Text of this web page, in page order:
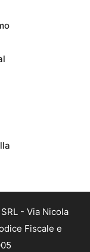
- Via Nicola
Fiscale e